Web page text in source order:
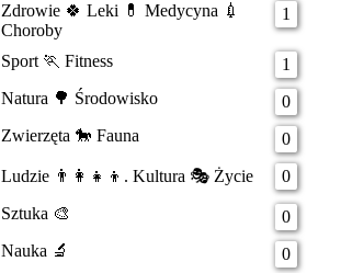
Zdrowie 🍀 Leki 💊 Medycyna 💉
Choroby
1
Sport 🏃 Fitness
1
Natura 🌳 Środowisko
0
Zwierzęta 🐎 Fauna
0
Ludzie 👨‍👩‍👧‍👦. Kultura 🎭 Życie
0
Sztuka 🎨
0
Nauka 🔬
0